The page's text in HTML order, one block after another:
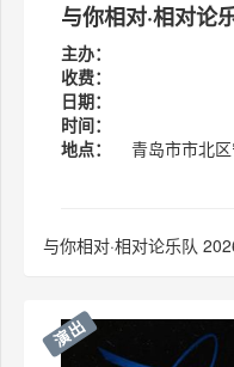
与你相对·相对论
主办：
收费：
日期：
时间：
地点：
青岛市市北
与你相对·相对论乐队
演出